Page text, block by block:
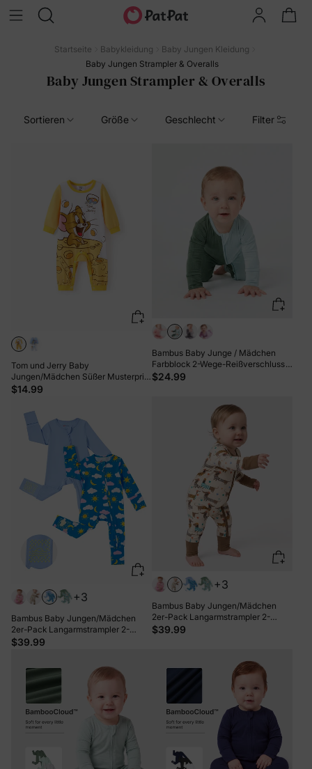
Startseite Babykleidung
Baby Jungen Kleidung
Baby Jungen Strampler & Overalls
Baby Jungen Strampler & Overalls
Sortieren Größe Geschlecht Filter
Tom und Jerry Baby
Jungen/Mädchen Süßer Musterprint
Strampelanzug Gelb
$14.99
Bambus Baby Junge / Mädchen
Farbblock 2-Wege-Reißverschluss
Strampler Anti-Rutsch Langarm
$24.99
+3
Bambus Baby Jungen/Mädchen
2er-Pack Langarmstrampler 2-
Wege-Reißverschluss Anti-Rutsch-
$39.99
+3
Bambus Baby Jungen/Mädchen
2er-Pack Langarmstrampler 2-
Wege-Reißverschluss Anti-Rutsch-
$39.99